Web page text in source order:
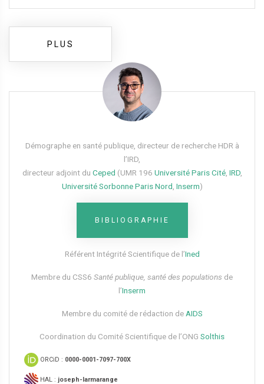
PLUS
Démographe en santé publique, directeur de recherche HDR à
l’IRD,
directeur adjoint du Ceped (UMR 196 Université Paris Cité, IRD,
Université Sorbonne Paris Nord Inserm)
BIBLIOGRAPHIE
Référent Intégrité Scientifique de l’Ined
Membre du CSS6​ Santé publique, santé des populations de
l’Inserm
Membre du comité de rédaction de AIDS
Coordination du Comité Scientifique de l’ONG Solthis
ORCiD : 0000-0001-7097-700X
HAL : joseph-larmarange